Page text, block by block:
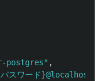
postgres" ,
スワード